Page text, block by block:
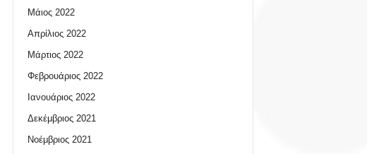
Μάιος 2022
Απρίλιος 2022
Μάρτιος 2022
Φεβρουάριος 2022
Ιανουάριος 2022
Δεκέμβριος 2021
Νοέμβριος 2021